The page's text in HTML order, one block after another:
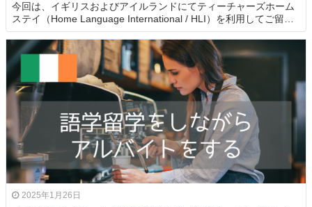
今回は、イギリスおよびアイルランドにてティーチャーズホーム
ステイ（Home Language International / HLI）を利用してご留…
2025年1月26日